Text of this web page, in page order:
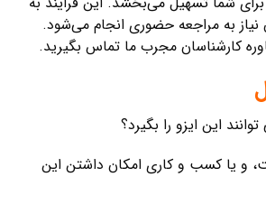
به مراجعه حضوری انجام می‌شود.
کارشناسان مجرب ما تماس بگیرید.
این ایزو را بگیرد؟
و یا کسب و کاری امکان داشتن این